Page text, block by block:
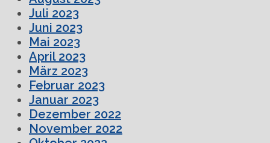
Juli 2023
Juni 2023
Mai 2023
April 2023
März 2023
Februar 2023
Januar 2023
Dezember 2022
November 2022